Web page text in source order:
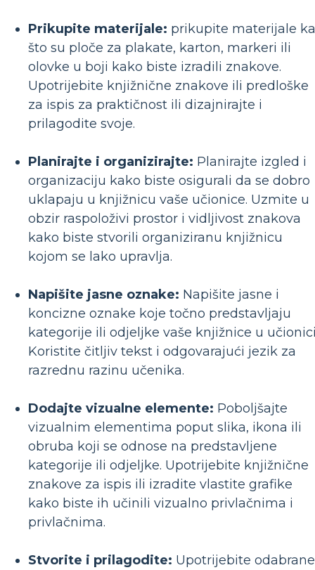
Prikupite materijale: prikupite materijale
što su ploče za plakate, karton, markeri ili
olovke u boji kako biste izradili znakove.
Upotrijebite knjižnične znakove ili predloške
za ispis za praktičnost ili dizajnirajte i
prilagodite svoje.
Planirajte i organizirajte: Planirajte izgled i
organizaciju kako biste osigurali da se dobro
uklapaju u knjižnicu vaše učionice. Uzmite u
obzir raspoloživi prostor i vidljivost znakova
kako biste stvorili organiziranu knjižnicu
kojom se lako upravlja.
Napišite jasne oznake: Napišite jasne i
koncizne oznake koje točno predstavljaju
kategorije ili odjeljke vaše knjižnice u
Koristite čitljiv tekst i odgovarajući jezik za
razrednu razinu učenika.
Dodajte vizualne elemente: Poboljšajte
vizualnim elementima poput slika, ikona ili
obruba koji se odnose na predstavljene
kategorije ili odjeljke. Upotrijebite knjižnične
znakove za ispis ili izradite vlastite grafike
kako biste ih učinili vizualno privlačnima i
privlačnima.
Stvorite i prilagodite: Upotrijebite odabrane